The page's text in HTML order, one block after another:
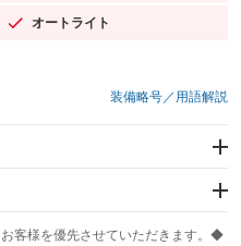
オートライト
：装備あり
装備略号／用語解説
お客様を優先させていただきます。◆